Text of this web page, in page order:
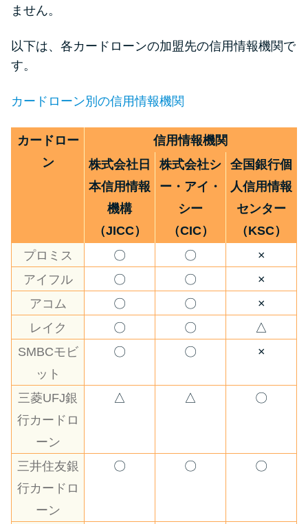
ません。
以下は、各カードローンの加盟先の信用情報機関で
す。
カードローン別の信用情報機関
カードロー
ン
信用情報機関
株式会社日
本信用情報
機構
（JICC）
株式会社シ
ー・アイ・
シー
（CIC）
全国銀行個
人信用情報
センター
（KSC）
プロミス
〇 〇
×
アイフル
〇 〇
×
アコム
〇 〇
×
レイク
〇 〇
△
SMBCモビ
ット
〇 〇 ×
三菱UFJ銀
行カードロ
ーン
△ △ 〇
三井住友銀
行カードロ
ーン
〇 〇 〇